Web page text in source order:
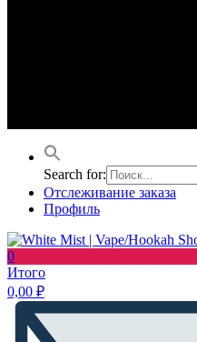
Search for:
Отслеживание заказа
Профиль
0
Итого
0,00 ₽